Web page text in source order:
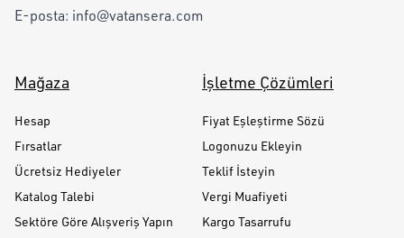
E-posta: info@vatansera.com
Mağaza
Hesap
Fırsatlar
Ücretsiz Hediyeler
Katalog Talebi
Sektöre Göre Alışveriş Yapın
İşletme Çözümleri
Fiyat Eşleştirme Sözü
Logonuzu Ekleyin
Teklif İsteyin
Vergi Muafiyeti
Kargo Tasarrufu